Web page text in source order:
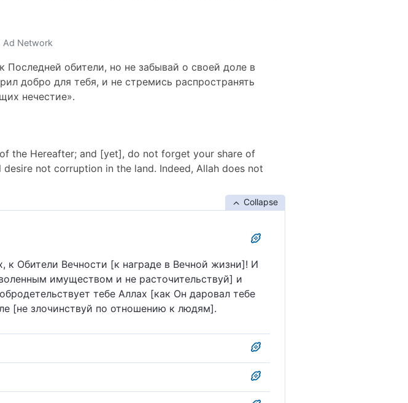
Ad Network
Последней обители, но не забывай о своей доле в
добро для тебя, и не стремись распространять
нечестие».
the Hereafter; and [yet], do not forget your share of
not corruption in the land. Indeed, Allah does not
Collapse
Обители Вечности [к награде в Вечной жизни]! И
имуществом и не расточительствуй] и
тебе Аллах [как Он даровал тебе
[не злочинствуй по отношению к людям].
своей участи в здешней жизни; благотвори
по земле нечестия: Бог не любит